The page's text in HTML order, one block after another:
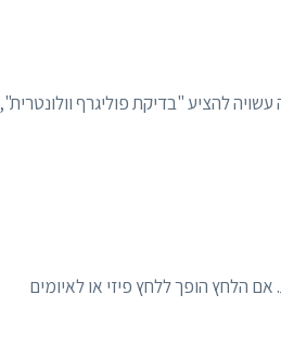
להציע "בדיקת פוליגרף וולונטרית",
הלחץ הופך ללחץ פיזי או לאיומים